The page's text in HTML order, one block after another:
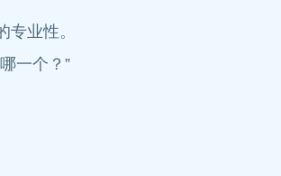
业性。
一个？”